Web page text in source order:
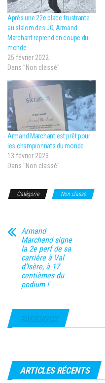
Après une 22e place frustrante
au slalom des JO, Armand
Marchant reprend en coupe du
monde
25 février 2022
Dans "Non classé"
Armand Marchant est prêt pour
les championnats du monde
13 février 2023
Dans "Non classé"
Catégorie Non classé
Armand
Marchand signe
la 2e perf de sa
carrière à Val
d’Isère, à 17
centièmes du
podium !
FACEBOOK
ARTICLES RÉCENTS